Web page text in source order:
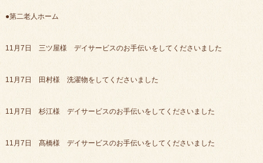
●第二老人ホーム
11月7日 三ツ屋様 デイサービスのお手伝いをしてくださいました
11月7日 田村様 洗濯物をしてくださいました
11月7日 杉江様 デイサービスのお手伝いをしてくださいました
11月7日 髙橋様 デイサービスのお手伝いをしてくださいました